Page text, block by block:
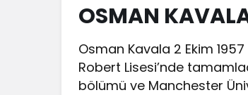
OSMAN
Osman Kavala 2 Ekim
Robert Lisesi’nde
bölümü ve Manchester